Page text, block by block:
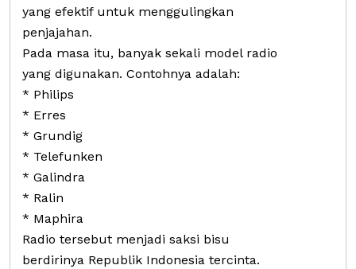
yang efektif untuk menggulingkan
penjajahan.
Pada masa itu, banyak sekali model radio
yang digunakan. Contohnya adalah:
* Philips
* Erres
* Grundig
* Telefunken
* Galindra
* Ralin
* Maphira
Radio tersebut menjadi saksi bisu
berdirinya Republik Indonesia tercinta.